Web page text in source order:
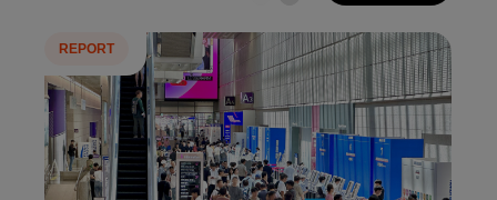
REPORT